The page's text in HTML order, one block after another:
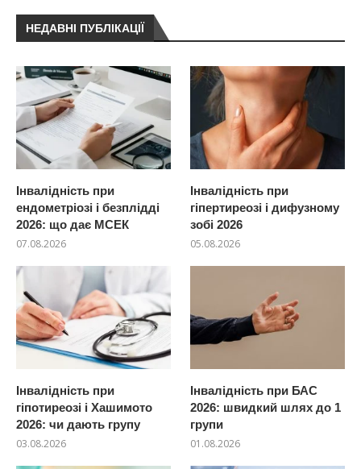
НЕДАВНІ ПУБЛІКАЦІЇ
Інвалідність при
ендометріозі і безплідді
2026: що дає МСЕК
07.08.2026
Інвалідність при
гіпертиреозі і дифузному
зобі 2026
05.08.2026
Інвалідність при
гіпотиреозі і Хашимото
2026: чи дають групу
03.08.2026
Інвалідність при БАС
2026: швидкий шлях до 1
групи
01.08.2026